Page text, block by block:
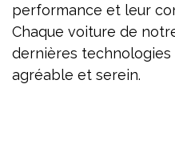
performance et leur
Chaque voiture de
dernières
agréable et serein.